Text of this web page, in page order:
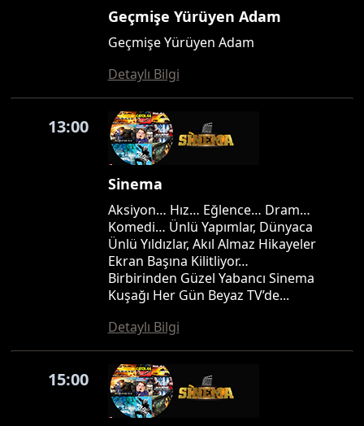
Geçmişe Yürüyen Adam
Geçmişe Yürüyen Adam
Detaylı Bilgi
13:00
Sinema
Aksiyon… Hız… Eğlence… Dram…
Komedi… Ünlü Yapımlar, Dünyaca
Ünlü Yıldızlar, Akıl Almaz Hikayeler
Ekran Başına Kilitliyor…
Birbirinden Güzel Yabancı Sinema
Kuşağı Her Gün Beyaz TV’de...
Detaylı Bilgi
15:00